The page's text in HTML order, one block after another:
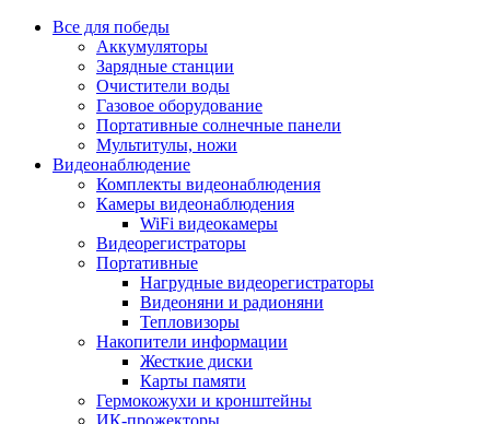
Все для победы
Аккумуляторы
Зарядные станции
Очистители воды
Газовое оборудование
Портативные солнечные панели
Мультитулы, ножи
Видеонаблюдение
Комплекты видеонаблюдения
Камеры видеонаблюдения
WiFi видеокамеры
Видеорегистраторы
Портативные
Нагрудные видеорегистраторы
Видеоняни и радионяни
Тепловизоры
Накопители информации
Жесткие диски
Карты памяти
Гермокожухи и кронштейны
ИК-прожекторы